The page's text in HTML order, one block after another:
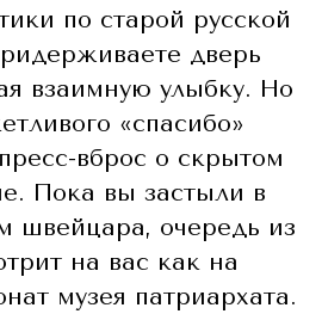
по старой русской
дверь
взаимную улыбку. Но
«спасибо»
вброс о скрытом
Пока вы застыли в
швейцара, очередь из
на вас как на
музея патриархата.